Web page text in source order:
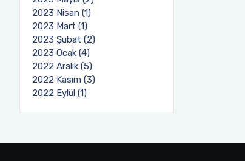
2023 Nisan (1)
2023 Mart (1)
2023 Şubat (2)
2023 Ocak (4)
2022 Aralık (5)
2022 Kasım (3)
2022 Eylül (1)